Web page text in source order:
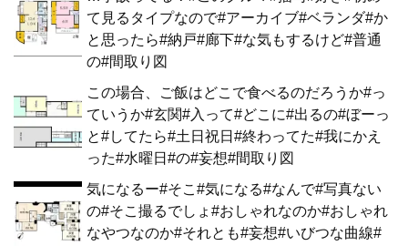
て見るタイプなので#アーカイブ#ベランダ#か
と思ったら#納戸#廊下#な気もするけど#普通
の#間取り図
この場合、ご飯はどこで食べるのだろうか#っ
ていうか#玄関#入って#どこに#出るの#ぼーっ
と#してたら#土日祝日#終わってた#我にかえ
った#水曜日#の#妄想#間取り図
気になるー#そこ#気になる#なんで#写真ない
の#そこ撮るでしょ#おしゃれなのか#おしゃれ
なやつなのか#それとも#妄想#いびつな曲線#